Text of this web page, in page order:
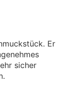
Er
sicher